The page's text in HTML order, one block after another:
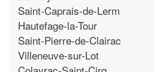
Saint-Caprais-de-Lerm
Hautefage-la-Tour
Saint-Pierre-de-Clairac
Villeneuve-sur-Lot